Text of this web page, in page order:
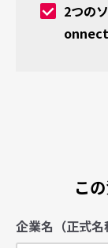
2つの
onnect
こ
企業名（正式名